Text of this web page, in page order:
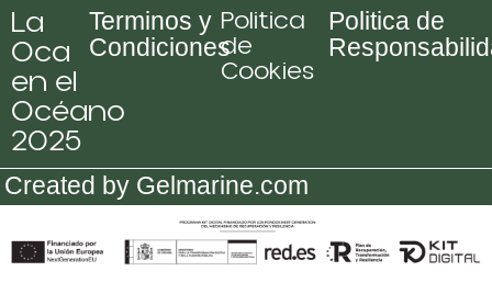
La
Oca
en el
Océano
2025
Terminos y
Condiciones
Politica
de
Cookies
Politica de
Created by Gelmarine.com